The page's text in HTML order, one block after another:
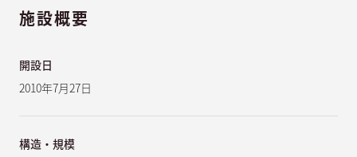
施設概要
開設日
2010年7月27日
構造・規模